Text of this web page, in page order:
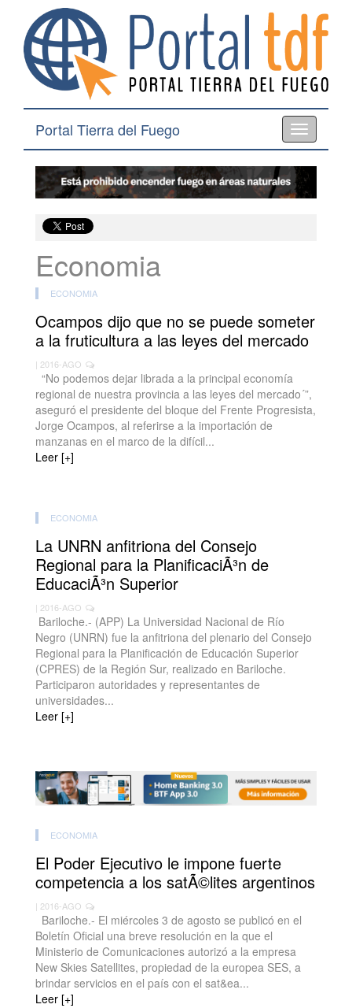
Toggle
navigation
Portal Tierra del Fuego
Economia
ECONOMIA
Ocampos dijo que no se puede someter
a la fruticultura a las leyes del mercado
| 2016-AGO
“No podemos dejar librada a la principal economía
regional de nuestra provincia a las leyes del mercado´”,
aseguró el presidente del bloque del Frente Progresista,
Jorge Ocampos, al referirse a la importación de
manzanas en el marco de la difícil...
Leer [+]
ECONOMIA
La UNRN anfitriona del Consejo
Regional para la PlanificaciÃ³n de
EducaciÃ³n Superior
| 2016-AGO
Bariloche.- (APP) La Universidad Nacional de Río
Negro (UNRN) fue la anfitriona del plenario del Consejo
Regional para la Planificación de Educación Superior
(CPRES) de la Región Sur, realizado en Bariloche.
Participaron autoridades y representantes de
universidades...
Leer [+]
ECONOMIA
El Poder Ejecutivo le impone fuerte
competencia a los satÃ©lites argentinos
| 2016-AGO
Bariloche.- El miércoles 3 de agosto se publicó en el
Boletín Oficial una breve resolución en la que el
Ministerio de Comunicaciones autorizó a la empresa
New Skies Satellites, propiedad de la europea SES, a
brindar servicios en el país con el sat&ea...
Leer [+]